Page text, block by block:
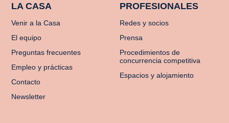
LA CASA
Venir a la Casa
El equipo
Preguntas frecuentes
Empleo y prácticas
Contacto
Newsletter
PROFESIONALES
Redes y socios
Prensa
Procedimientos de
concurrencia competitiva
Espacios y alojamiento